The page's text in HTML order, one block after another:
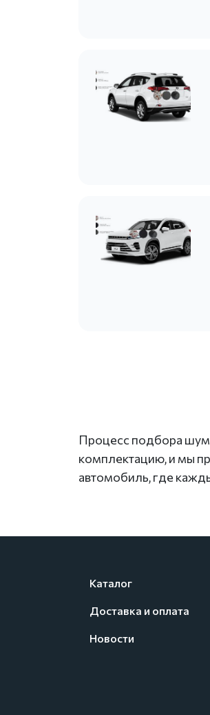
Процесс подбора
комплектацию, и мы
автомобиль, где
Каталог
Доставка и оплата
Новости